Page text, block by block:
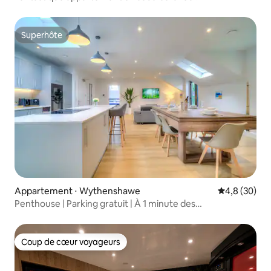
Superhôte
Superhôte
Appartement ⋅ Wythenshawe Évaluation
4,8 (30)
Penthouse | Parking gratuit | À 1 minute des
Coup de cœur voyageurs
Coup de cœur voyageurs